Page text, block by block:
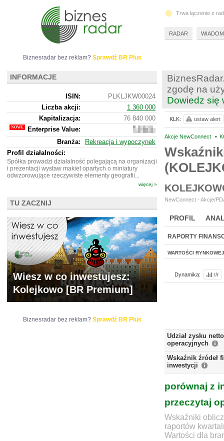
zgodę na
Dowiedz się
Akcje NewConnect •
NewConnect - Akcje/
PROFIL
BR LAB
RAPORTY
WARTOŚCI RYNKOWEJ
Dynamika: r/r
Udział zysku
operacyjnych
Wskaźnik źródeł
inwestycji
porównaj z
przeczytaj
Wskaźniki
raportów
Wartości dla
KLK: ustaw alert
Biznesradar bez reklam? Sprawdź BR Plus
INFORMACJE
ISIN:
PLKLJKW00024
Liczba akcji:
1 360 000
Kapitalizacja:
76 840 000
Enterprise Value:
74
319
000
Branża:
Rekreacja i wypoczynek
Profil działalności:
Spółka prowadzi działalność polegającą na organizacji
i prezentacji wystaw makiet opartych o miniatury
odwzorowujące rzeczywiste elementy geografii...
więcej »
TU ZACZNIJ
Wiesz w co inwestujesz:
Kolejkowo [BR Premium]
Biznesradar bez reklam? Sprawdź BR Plus
Trwa łączenie z
RADAR